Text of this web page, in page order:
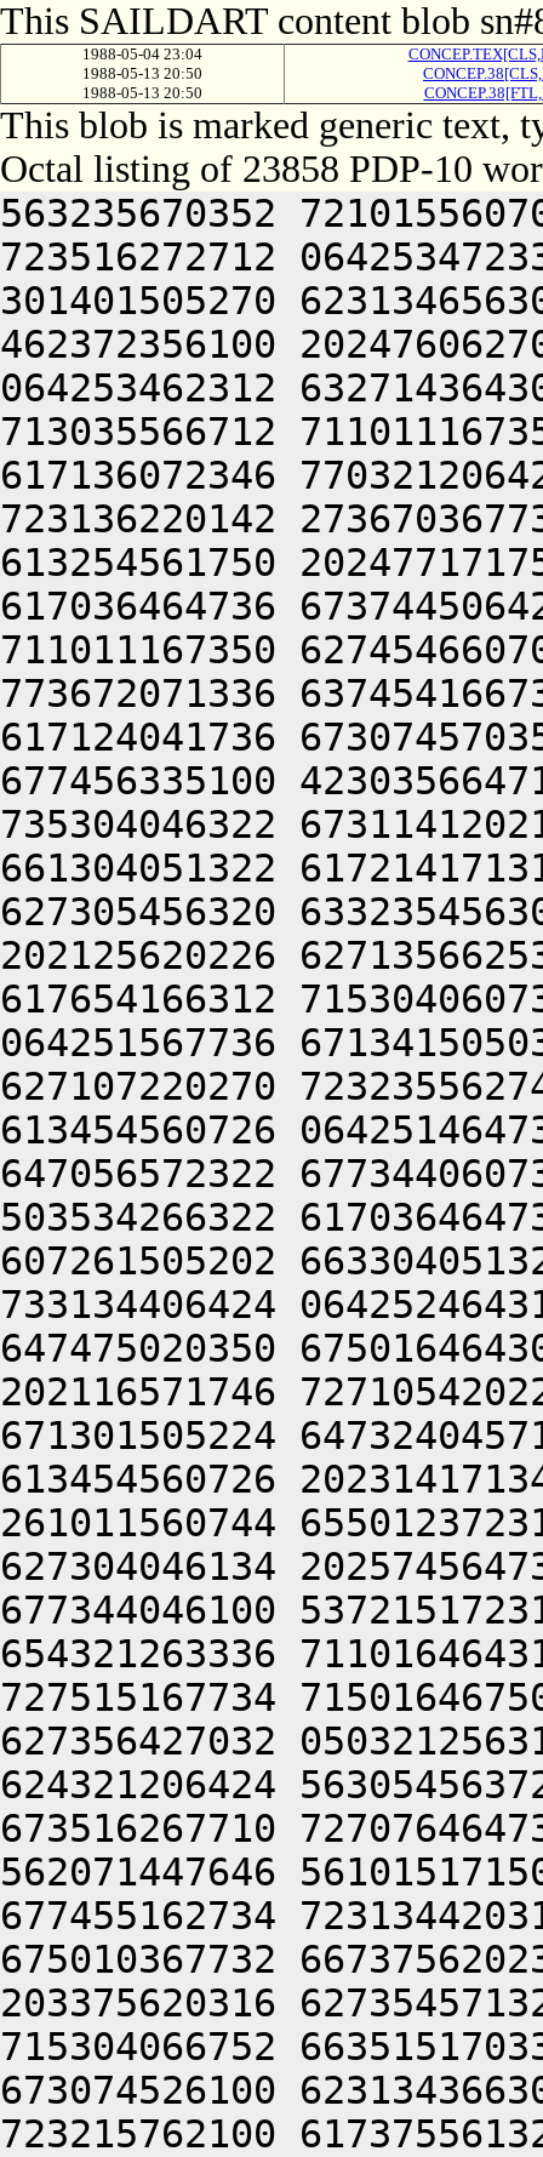
This SAILDART content blob
1988-05-04 23:04
1988-05-13 20:50
1988-05-13 20:50
This blob is marked generic text,
Octal listing of 23858 PDP-10
563235670352 721015560706 713376306424 563116260714 723516272712 064253472336 663136260734 617127531152 301401505270 623134656304 677375366322 673137356206 462372356100 202476062706 647155161702 723235767374 064253462312 632714364302 703315167312 756416267716 713035566712 711011167350 627454660706 625010367734 617136072346 770321206424 563054563722 672075060740 723136220142 273670367732 667375620230 647476020236 613254561750 202477171750 627324051740 627075163322 617036464736 673744506424 756416267716 713035566712 711011167350 627454660706 625010367734 617136072346 773672071336 637454166732 627444044734 723136263302 617124041736 673074570350 717741505032 052036572320 677456335100 423035664712 661010727100 413374271336 735304046322 673114120216 271010462632 647075064712 661304051322 617214171310 202405606424 437034271322 627305456320 633235456304 713134165500 517375674702 202125620226 627135662530 202176262716 677444045722 617654166312 715304060734 621010460754 647104040534 064251567736 671341505032 052116260714 721010460750 627107220270 723235562746 723035570270 643155166270 613454560726 064251464732 647514562100 423236372344 647056572322 677344060734 621011667750 203155771100 503534266322 617036464736 672715063322 662714271312 607261505202 663304051322 637216471500 513136362744 733134406424 064252464312 203036572320 677456320356 647475020350 675016464302 673264050302 723455161726 202116571746 727105420226 627355662750 641011360720 671301505224 647324045712 667414626270 643155166270 613454560726 202314171344 745011560746 647356462744 261011560744 655012372312 633235326032 052114167322 627304046134 202574564734 713134226100 607354420224 677344046100 537215172312 563214664730 563056262702 654321263336 711016464312 647444061736 673516264704 727515167734 715016467500 723215171500 623374372732 627356427032 050321256312 673112464750 663132060716 624321206424 563054563722 672474561750 647375675622 673516267710 727076464736 673741505032 052515062500 562071447646 561015171500 607344067704 653134372132 677455162734 723134420312 743514567346 647375620350 675010367732 667375620230 647476006424 613036362710 203375620316 627354571322 615014672734 617515167734 715304066752 663515170330 625015167320 627455172302 673074526100 623134366302 713036464754 624321266712 723215762100 617375561322 673036464736 671304060734 621014120332 627514126736 613254561750 203416267750 677075766134 064241505250 643124063322 713476420350 737364061720 607416462744 715015763100 723215171500 717414561722 633234360750 647375620340 713136362734 721014120310 627474371322 703515167734 203374606424 723214520346 723035662302 713104050344 677176260732 667136220222 673514571314 607074520314 677444072320 625013441630 476465620100 523214520314 647456372100 617214170350 627441505306 677356460722 673464060500 623136361744 647416464736 671015763100 723214520306 677354362740 723464067714 203515062500 562071447646 261014167310 203515062500 717134367734 620321261736 673514164734 715014120310 627474371322 703515167734 203374620350 643124063352 673076464736 673464060734 621015560706 713376320322 671016464312 202710346236 516701505240 713374771302 667334571100 447356462744 633034362534 201012464312 203075060740 723136220300 602515062500 562071447646 561011562750 605331761324 627076406424 503455772336 617375423516 203114571706 713234262746 203215773500 723214520270 416311751670 203074167100 613124061752 717515766722 753134420350 675016372740 703376272032 053376464312 711014574322 717515167316 203374265312 617505567744 647135672312 621016060744 607115163732 715014167310 203515720310 627155167312 203354573500 677354571534 064241505250 643124063352 673114166712 673514166100 677055262706 723464067714 203515062500 562071447646 561014171312 203075460746 717136326100 647356372302 673074571530 064254762734 627455161500 633535661750 647375671530 203035662100 667136464336 623465620032 050321240500 756714264750 203075460746 716705777100 677055262706 721014462750 627455564734 627464072320 625016372344 727076472744 625014167310 203054564302 733235771100 677144060500 717136406424 677144067750 643136220336 613254561750 715304073720 647075020302 713124061702 663314562100 647516320366 563055172100 647356372302 673074571774 271001505212 733136274500 417375566736 671011464746 701015761324 627076420322 715014167100 756714264750 064255167346 723035661712 561377620336 631014120306 663036371534 201012464312 203075460746 715015763100